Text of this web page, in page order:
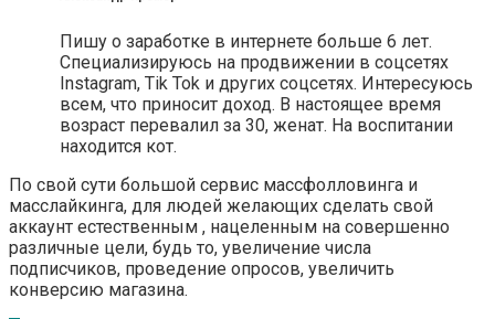
Пишу о заработке в интернете больше 6 лет.
Специализируюсь на продвижении в соцсетях
Instagram, Tik Tok и других соцсетях. Интересуюсь
всем, что приносит доход. В настоящее время
возраст перевалил за 30, женат. На воспитании
находится кот.
По свой сути большой сервис массфолловинга и
масслайкинга, для людей желающих сделать свой
аккаунт естественным , нацеленным на совершенно
различные цели, будь то, увеличение числа
подписчиков, проведение опросов, увеличить
конверсию магазина.